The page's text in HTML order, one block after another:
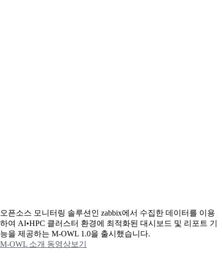
오픈소스 모니터링 솔루션인 zabbix에서 수집한 데이터를 이용
하여 AI•HPC 클러스터 환경에 최적화된 대시보드 및 리포트 기
능을 제공하는 M-OWL 1.0을 출시했습니다.
M-OWL 소개 동영상보기